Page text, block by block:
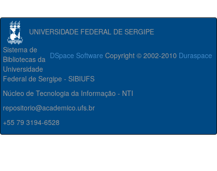
UNIVERSIDADE FEDERAL DE SERGIPE
DSpace Software Copyright © 2002-2010 Duraspace
Sistema de
Bibliotecas da
Universidade
Federal de Sergipe - SIBIUFS
Núcleo de Tecnologia da Informação - NTI
repositorio@academico.ufs.br
+55 79 3194-6528